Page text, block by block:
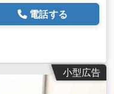
電話する
小型広告